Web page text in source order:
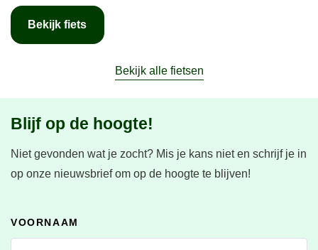
Bekijk fiets
Bekijk alle fietsen
Blijf op de hoogte!
Niet gevonden wat je zocht? Mis je kans niet en schrijf je in
op onze nieuwsbrief om op de hoogte te blijven!
VOORNAAM